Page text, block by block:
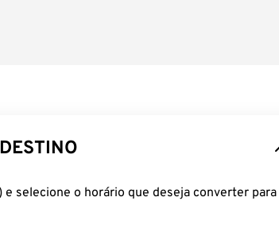
e selecione o horário que deseja converter para